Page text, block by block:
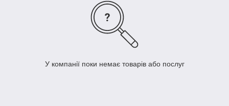
У компанії поки немає товарів або послуг